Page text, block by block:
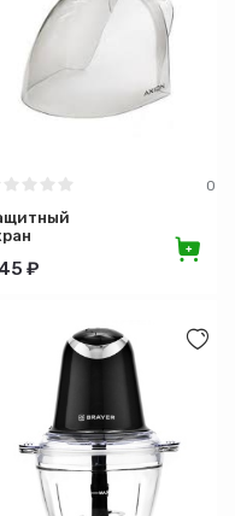
нагрева (°С)
0
₽